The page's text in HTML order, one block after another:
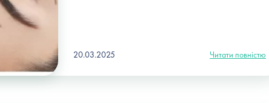
20.03.2025 Читати повністю